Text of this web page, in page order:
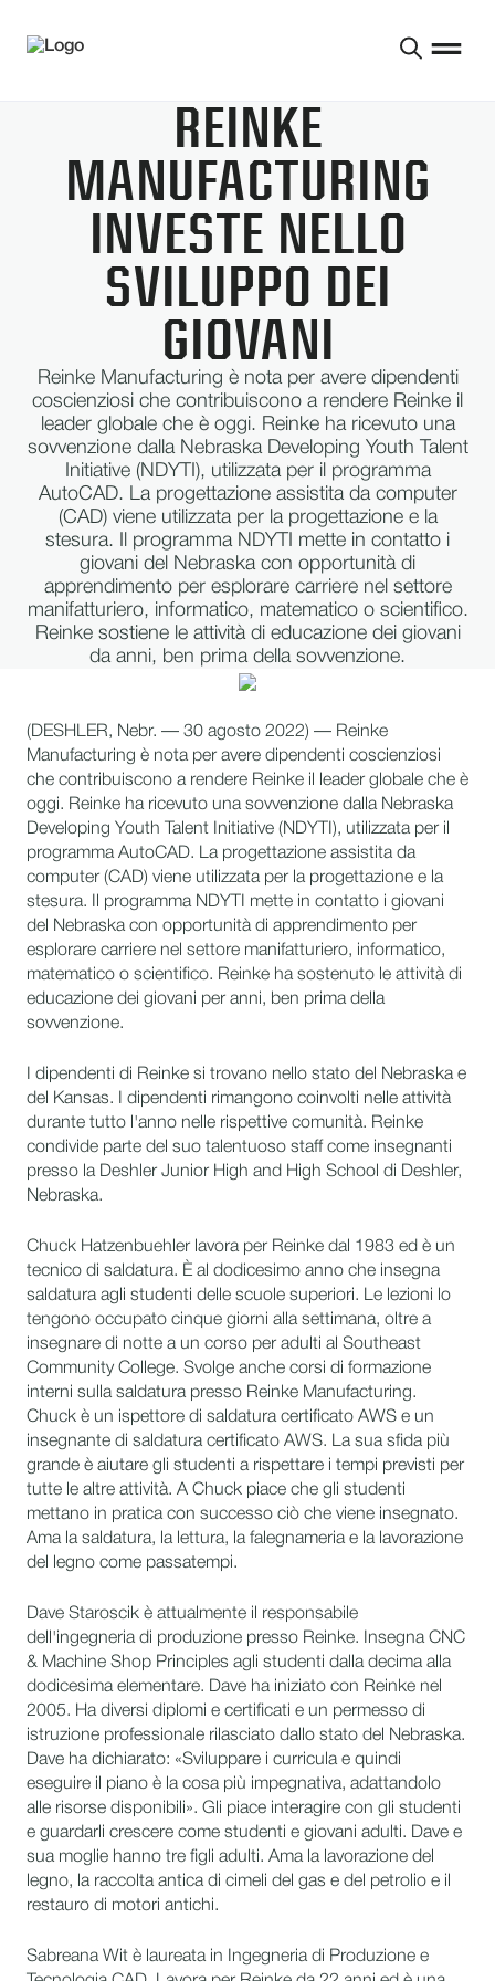
REINKE
MANUFACTURING
INVESTE NELLO
SVILUPPO DEI
GIOVANI
Reinke Manufacturing è nota per avere dipendenti
coscienziosi che contribuiscono a rendere Reinke il
leader globale che è oggi. Reinke ha ricevuto una
sovvenzione dalla Nebraska Developing Youth Talent
Initiative (NDYTI), utilizzata per il programma
AutoCAD. La progettazione assistita da computer
(CAD) viene utilizzata per la progettazione e la
stesura. Il programma NDYTI mette in contatto i
giovani del Nebraska con opportunità di
apprendimento per esplorare carriere nel settore
manifatturiero, informatico, matematico o scientifico.
Reinke sostiene le attività di educazione dei giovani
da anni, ben prima della sovvenzione.
(DESHLER, Nebr. — 30 agosto 2022) — Reinke
Manufacturing è nota per avere dipendenti coscienziosi
che contribuiscono a rendere Reinke il leader globale che è
oggi. Reinke ha ricevuto una sovvenzione dalla Nebraska
Developing Youth Talent Initiative (NDYTI), utilizzata per il
programma AutoCAD. La progettazione assistita da
computer (CAD) viene utilizzata per la progettazione e la
stesura. Il programma NDYTI mette in contatto i giovani
del Nebraska con opportunità di apprendimento per
esplorare carriere nel settore manifatturiero, informatico,
matematico o scientifico. Reinke ha sostenuto le attività di
educazione dei giovani per anni, ben prima della
sovvenzione.
I dipendenti di Reinke si trovano nello stato del Nebraska e
del Kansas. I dipendenti rimangono coinvolti nelle attività
durante tutto l'anno nelle rispettive comunità. Reinke
condivide parte del suo talentuoso staff come insegnanti
presso la Deshler Junior High and High School di Deshler,
Nebraska.
Chuck Hatzenbuehler lavora per Reinke dal 1983 ed è un
tecnico di saldatura. È al dodicesimo anno che insegna
saldatura agli studenti delle scuole superiori. Le lezioni lo
tengono occupato cinque giorni alla settimana, oltre a
insegnare di notte a un corso per adulti al Southeast
Community College. Svolge anche corsi di formazione
interni sulla saldatura presso Reinke Manufacturing.
Chuck è un ispettore di saldatura certificato AWS e un
insegnante di saldatura certificato AWS. La sua sfida più
grande è aiutare gli studenti a rispettare i tempi previsti per
tutte le altre attività. A Chuck piace che gli studenti
mettano in pratica con successo ciò che viene insegnato.
Ama la saldatura, la lettura, la falegnameria e la lavorazione
del legno come passatempi.
Dave Staroscik è attualmente il responsabile
dell'ingegneria di produzione presso Reinke. Insegna CNC
& Machine Shop Principles agli studenti dalla decima alla
dodicesima elementare. Dave ha iniziato con Reinke nel
2005. Ha diversi diplomi e certificati e un permesso di
istruzione professionale rilasciato dallo stato del Nebraska.
Dave ha dichiarato: «Sviluppare i curricula e quindi
eseguire il piano è la cosa più impegnativa, adattandolo
alle risorse disponibili». Gli piace interagire con gli studenti
e guardarli crescere come studenti e giovani adulti. Dave e
sua moglie hanno tre figli adulti. Ama la lavorazione del
legno, la raccolta antica di cimeli del gas e del petrolio e il
restauro di motori antichi.
Sabreana Wit è laureata in Ingegneria di Produzione e